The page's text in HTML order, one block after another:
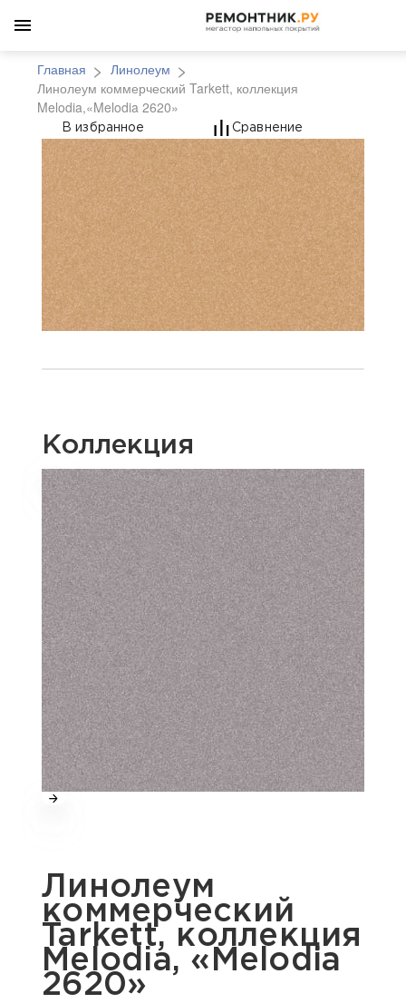
Главная
Линолеум
Линолеум коммерческий Tarkett, коллекция
Melodia,«Melodia 2620»
Линолеум
В избранное Сравнение
Коллекция
Линолеум
коммерческий
Tarkett, коллекция
Melodia, «Melodia
2620»